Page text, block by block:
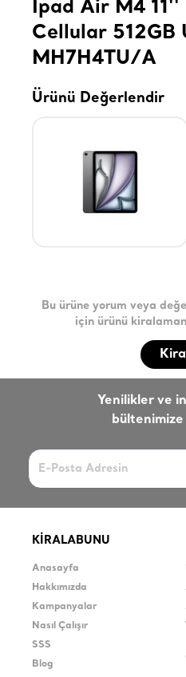
İpad Air M4
Cellular 512GB
MH7H4TU/A
Ürünü Değerlendir
Bu ürüne yorum veya
için ürünü
Yenilikler ve
KİRALABUNU
Anasayfa
Hakkımızda
Kampanyalar
Nasıl Çalışır
SSS
Blog